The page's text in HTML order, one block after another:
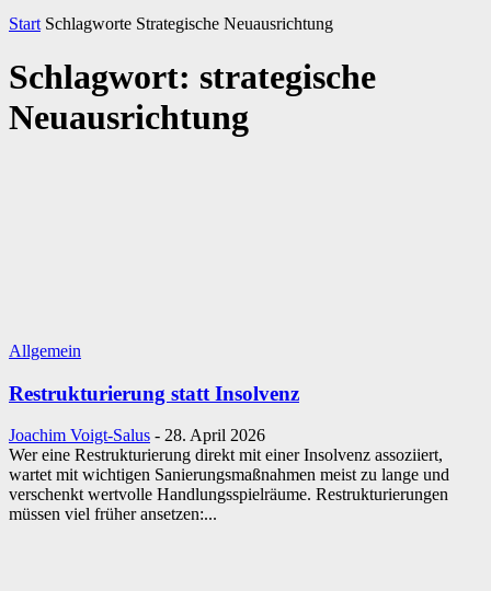
Start Schlagworte Strategische Neuausrichtung
Schlagwort: strategische
Neuausrichtung
Allgemein
Restrukturierung statt Insolvenz
Joachim Voigt-Salus - 28. April 2026
Wer eine Restrukturierung direkt mit einer Insolvenz assoziiert,
wartet mit wichtigen Sanierungsmaßnahmen meist zu lange und
verschenkt wertvolle Handlungsspielräume. Restrukturierungen
müssen viel früher ansetzen:...